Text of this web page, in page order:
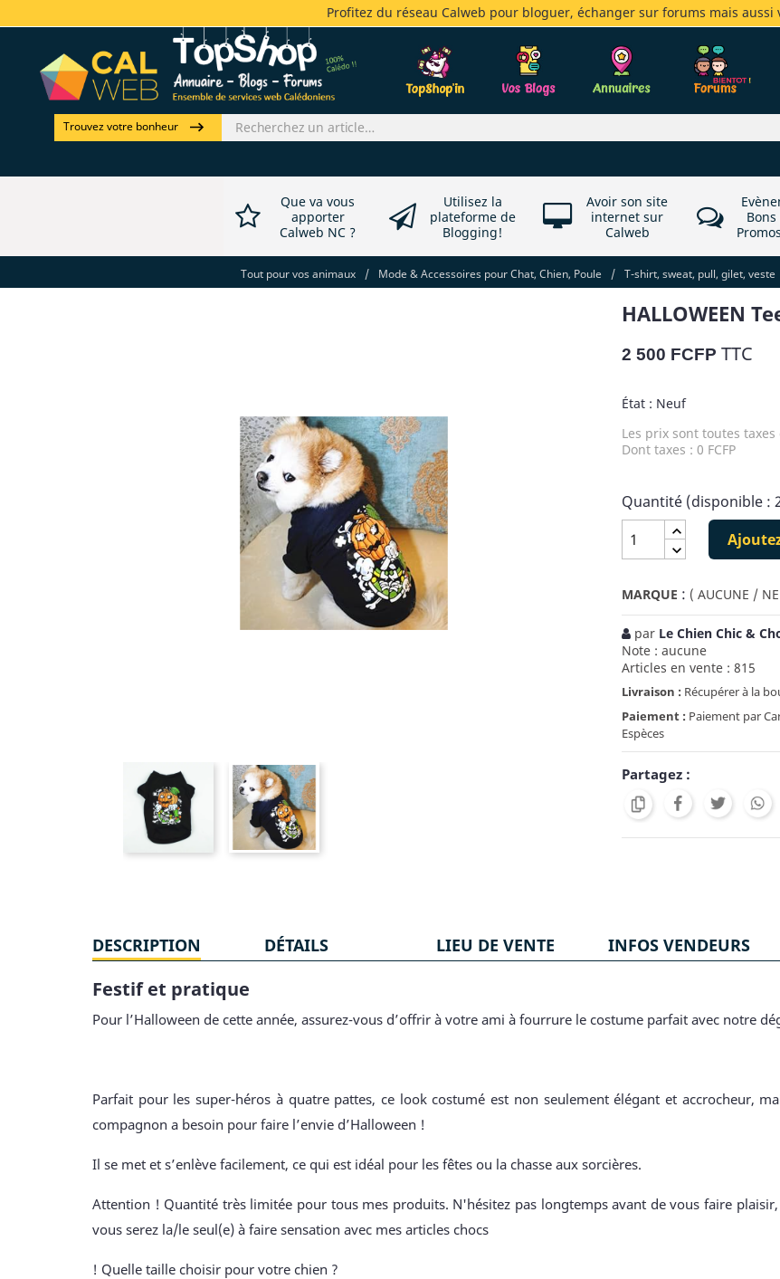
Profitez du réseau Calweb pour bloguer, échanger sur forums mais aussi
Trouvez votre bonheur
Que va vous
apporter
Calweb NC ?
Utilisez la
plateforme de
Blogging!
Avoir son site
internet sur
Calweb
Tout pour vos animaux / Mode & Accessoires pour Chat, Chien, Poule / T-shirt, sweat, pull, gilet, veste
HALLOWEEN
2 500 FCFP TTC
État : Neuf
Les prix sont toutes taxes
Dont taxes : 0 FCFP
Quantité (disponible :
MARQUE : ( AUCUNE /
par Le Chien Chic &
Note : aucune
Articles en vente : 815
Livraison : Récupérer à la
Paiement : Paiement par
Espèces
Partagez :
DESCRIPTION DÉTAILS LIEU DE VENTE INFOS VENDEURS
Festif et pratique
Pour l’Halloween de cette année, assurez-vous d’offrir à votre ami à fourrure le costume parfait avec notre
Parfait pour les super-héros à quatre pattes, ce look costumé est non seulement élégant et accrocheur,
compagnon a besoin pour faire l’envie d’Halloween !
Il se met et s’enlève facilement, ce qui est idéal pour les fêtes ou la chasse aux sorcières.
Attention ! Quantité très limitée pour tous mes produits. N'hésitez pas longtemps avant de vous faire
vous serez la/le seul(e) à faire sensation avec mes articles chocs
! Quelle taille choisir pour votre chien ?